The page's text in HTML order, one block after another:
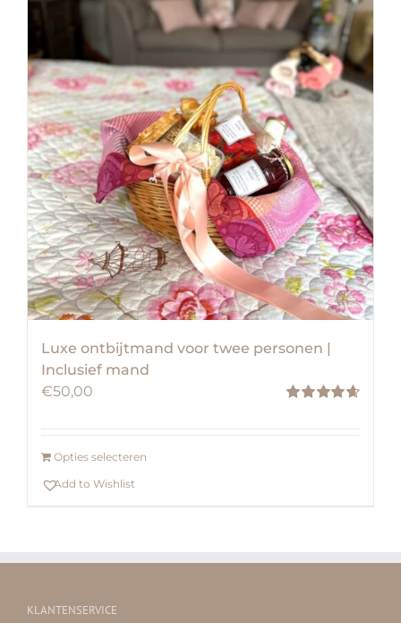
Luxe ontbijtmand voor twee personen |
Inclusief mand
€50,00
Opties selecteren
Add to Wishlist
KLANTENSERVICE